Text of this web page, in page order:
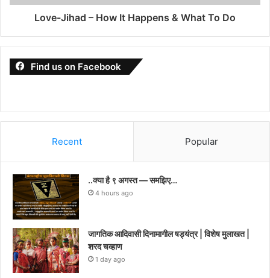
Love-Jihad – How It Happens & What To Do
Find us on Facebook
Recent Popular
..क्या है ९ अगस्त — समझिए…
4 hours ago
जागतिक आदिवासी दिनामागील षड्यंत्र | विशेष मुलाखत |
शरद चव्हाण
1 day ago